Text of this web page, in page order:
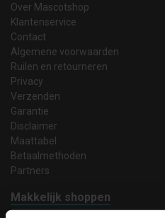
Over Mascotshop
Klantenservice
Contact
Algemene voorwaarden
Ruilen en retourneren
Privacy
Verzenden
Garantie
Disclaimer
Maattabel
Betaalmethoden
Partners
Makkelijk shoppen